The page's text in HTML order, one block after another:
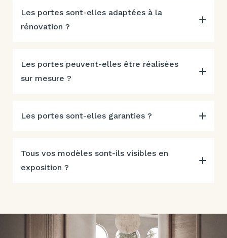
Les portes sont-elles adaptées à la
rénovation ?
Les portes peuvent-elles être réalisées
sur mesure ?
Les portes sont-elles garanties ?
Tous vos modèles sont-ils visibles en
exposition ?